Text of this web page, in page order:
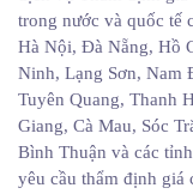
trong nước và quốc tế
Hà Nội, Đà Nẵng, Hồ
Ninh, Lạng Sơn, Nam
Tuyên Quang, Thanh
Giang, Cà Mau, Sóc
Bình Thuận và các
yêu cầu thẩm định